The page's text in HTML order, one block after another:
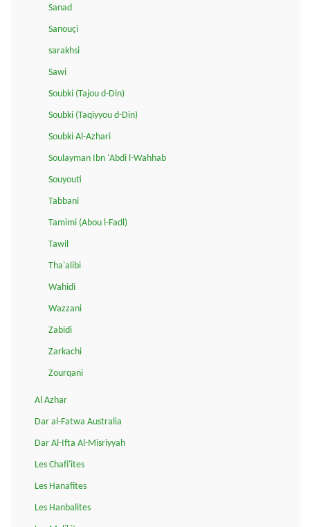
Sanad
Sanouçi
sarakhsi
Sawi
Soubki (Tajou d-Din)
Soubki (Taqiyyou d-Din)
Soubki Al-Azhari
Soulayman Ibn 'Abdi l-Wahhab
Souyouti
Tabbani
Tamimi (Abou l-Fadl)
Tawil
Tha'alibi
Wahidi
Wazzani
Zabidi
Zarkachi
Zourqani
Al Azhar
Dar al-Fatwa Australia
Dar Al-Ifta Al-Misriyyah
Les Chafi'ites
Les Hanafites
Les Hanbalites